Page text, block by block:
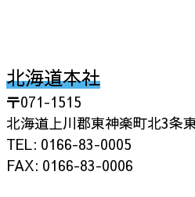
北海道本社
〒071-1515
北海道上川郡東神楽町北3条
TEL: 0166-83-0005
FAX: 0166-83-0006